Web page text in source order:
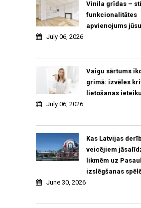
Vinila grīdas –
funkcionalitātes
apvienojums
July 06, 2026
Vaigu sārtums
grimā: izvēles
lietošanas
July 06, 2026
Kas Latvijas
veicējiem
likmēm uz
izslēgšanas
June 30, 2026